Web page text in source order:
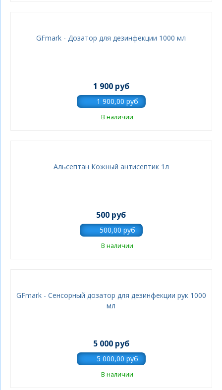
GFmark - Дозатор для дезинфекции 1000 мл
1 900 руб
В наличии
Альсептан Кожный антисептик 1л
500 руб
В наличии
GFmark - Сенсорный дозатор для дезинфекции рук 1000
мл
5 000 руб
В наличии